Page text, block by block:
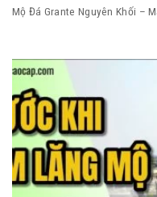
Mộ Đá Grante Nguyên Khối –